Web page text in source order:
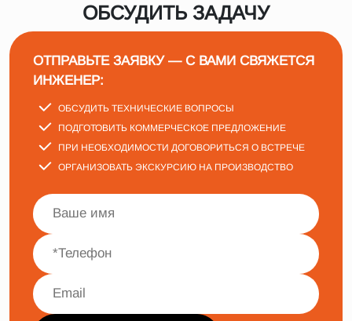
ОБСУДИТЬ ЗАДАЧУ
ОТПРАВЬТЕ ЗАЯВКУ — С ВАМИ СВЯЖЕТСЯ
ИНЖЕНЕР:
ОБСУДИТЬ ТЕХНИЧЕСКИЕ ВОПРОСЫ
ПОДГОТОВИТЬ КОММЕРЧЕСКОЕ ПРЕДЛОЖЕНИЕ
ПРИ НЕОБХОДИМОСТИ ДОГОВОРИТЬСЯ О ВСТРЕЧЕ
ОРГАНИЗОВАТЬ ЭКСКУРСИЮ НА ПРОИЗВОДСТВО